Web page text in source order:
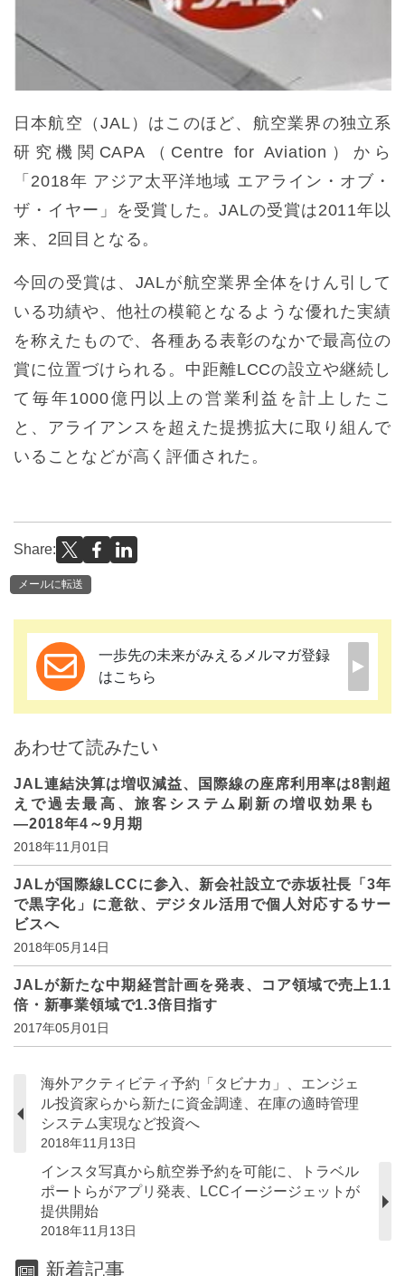
日本航空（JAL）はこのほど、航空業界の独立系
研究機関CAPA（Centre for Aviation）から
「2018年 アジア太平洋地域 エアライン・オブ・
ザ・イヤー」を受賞した。JALの受賞は2011年以
来、2回目となる。
今回の受賞は、JALが航空業界全体をけん引して
いる功績や、他社の模範となるような優れた実績
を称えたもので、各種ある表彰のなかで最高位の
賞に位置づけられる。中距離LCCの設立や継続し
て毎年1000億円以上の営業利益を計上したこ
と、アライアンスを超えた提携拡大に取り組んで
いることなどが高く評価された。
Share:
メールに転送
一歩先の未来がみえるメルマガ登録
はこちら
あわせて読みたい
JAL連結決算は増収減益、国際線の座席利用率は8割超
えで過去最高、旅客システム刷新の増収効果も
―2018年4～9月期
2018年11月01日
JALが国際線LCCに参入、新会社設立で赤坂社長「3年
で黒字化」に意欲、デジタル活用で個人対応するサー
ビスへ
2018年05月14日
JALが新たな中期経営計画を発表、コア領域で売上1.1
倍・新事業領域で1.3倍目指す
2017年05月01日
海外アクティビティ予約「タビナカ」、エンジェ
ル投資家らから新たに資金調達、在庫の適時管理
システム実現など投資へ
2018年11月13日
インスタ写真から航空券予約を可能に、トラベル
ポートらがアプリ発表、LCCイージージェットが
提供開始
2018年11月13日
新着記事